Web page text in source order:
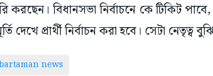
করছেন। বিধানসভা নির্বাচনে কে টিকিট পাবে,
দেখে প্রার্থী নির্বাচন করা হবে। সেটা নেতৃত্ব
news